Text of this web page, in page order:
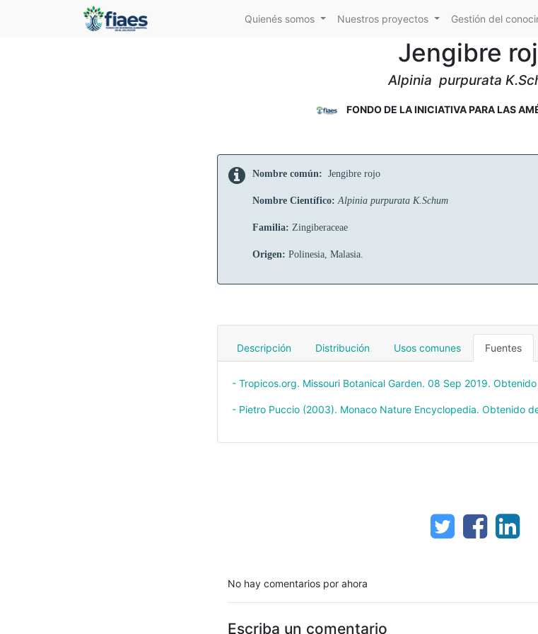
Quienés somos Nuestros proyectos Gestión del
Jengibre
Alpinia purpurata
FONDO DE LA INICIATIVA PARA LAS
Nombre común: Jengibre rojo
Nombre Científico:Alpinia purpurata K.Schum
Familia: Zingiberaceae
Origen: Polinesia, Malasia.
Descripción Distribución Usos comunes Fuentes
- Tropicos.org. Missouri Botanical Garden. 08 Sep 2019.
- Pietro Puccio (2003). Monaco Nature Encyclopedia. Obtenido
No hay comentarios por ahora
Escriba un comentario